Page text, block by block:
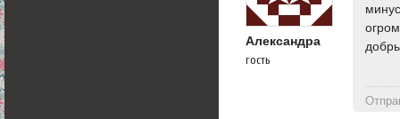
Александра
гость